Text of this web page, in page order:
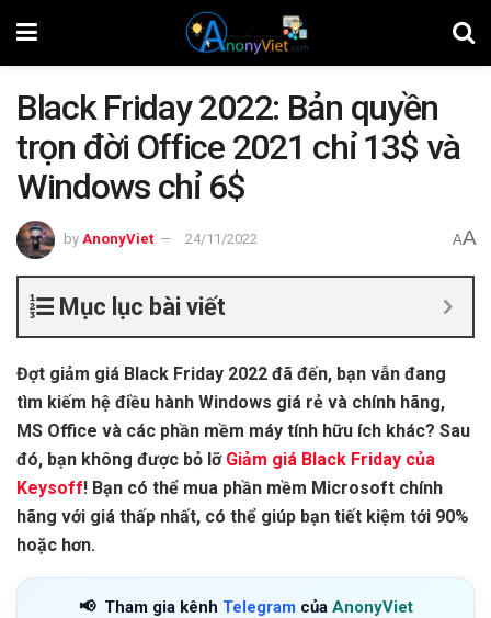
Black Friday 2022: Bản quyền
trọn đời Office 2021 chỉ 13$ và
Windows chỉ 6$
by AnonyViet 24/11/2022 AA
Mục lục bài viết
Đợt giảm giá Black Friday 2022 đã đến, bạn vẫn đang
tìm kiếm hệ điều hành Windows giá rẻ và chính hãng,
MS Office và các phần mềm máy tính hữu ích khác? Sau
đó, bạn không được bỏ lỡ Giảm giá Black Friday của
Keysoff! Bạn có thể mua phần mềm Microsoft chính
hãng với giá thấp nhất, có thể giúp bạn tiết kiệm tới 90%
hoặc hơn.
📢 Tham gia kênh Telegram của AnonyViet